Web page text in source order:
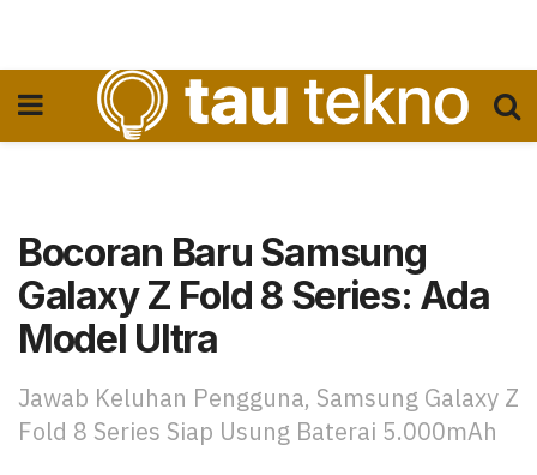
Bocoran Baru Samsung
Galaxy Z Fold 8 Series: Ada
Model Ultra
Jawab Keluhan Pengguna, Samsung Galaxy Z
Fold 8 Series Siap Usung Baterai 5.000mAh